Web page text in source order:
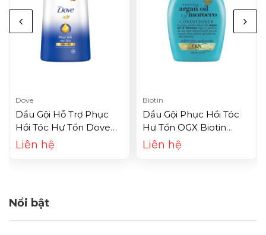
Dove
Dầu Gội Hỗ Trợ Phục
Hồi Tóc Hư Tổn Dove
(640g) + Tặng Kèm
Kem Xả (140g)
Liên hệ
Biotin
Dầu Gội Phục Hồi Tóc
Hư Tổn OGX Biotin
Argan Oil Of Moprocco
Liên hệ
Nổi bật